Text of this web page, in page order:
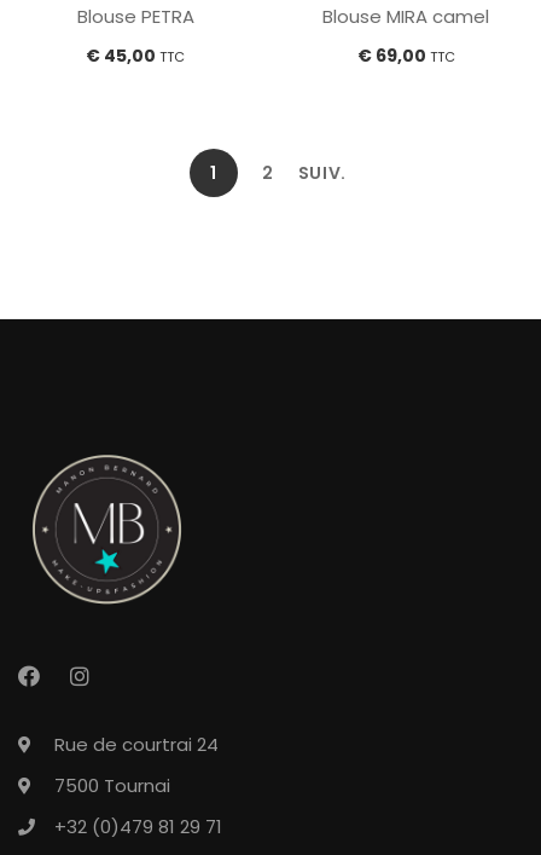
Blouse PETRA
€ 45,00 TTC
Blouse MIRA camel
€69,00 TTC
1 2 SUIV.
Rue de courtrai 24
7500 Tournai
+32 (0)479 81 29 71